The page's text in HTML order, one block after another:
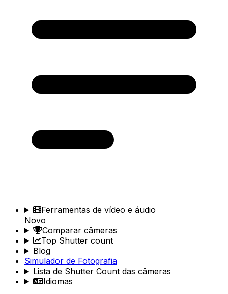
Ferramentas de vídeo e áudio
Novo
Comparar câmeras
Top Shutter count
Blog
Simulador de Fotografia
Lista de Shutter Count das câmeras
Idiomas